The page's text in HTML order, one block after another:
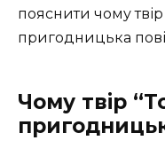
пояснити чому
пригодницька
Чому твір